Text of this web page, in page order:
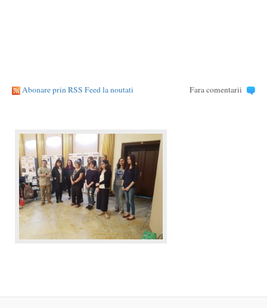
Abonare prin RSS Feed la noutati Fara comentarii